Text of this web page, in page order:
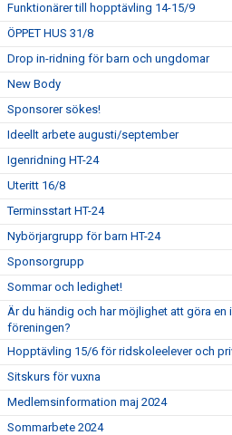
Funktionärer till hopptävling 14-15/9
ÖPPET HUS 31/8
Drop in-ridning för barn och ungdomar
New Body
Sponsorer sökes!
Ideellt arbete augusti/september
Igenridning HT-24
Uteritt 16/8
Terminsstart HT-24
Nybörjargrupp för barn HT-24
Sponsorgrupp
Sommar och ledighet!
Är du händig och har möjlighet att göra en
föreningen?
Hopptävling 15/6 för ridskoleelever och
Sitskurs för vuxna
Medlemsinformation maj 2024
Sommarbete 2024